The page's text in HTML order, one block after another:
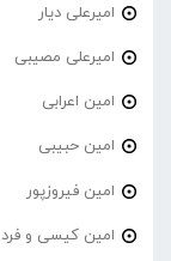
امیرعلی دیار
امیرعلی مصیبی
امین اعرابی
امین حبیبی
امین فیروزپور
امین کیسی و فرد